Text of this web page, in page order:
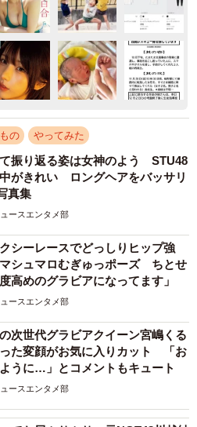
の やってみた
振り返る姿は女神のよう STU48
がきれい ロングヘアをバッサリ
真集
ースエンタメ部
シーレースでどっしりヒップ強
シュマロむぎゅっポーズ ちとせ
高めのグラビアになってます」
ースエンタメ部
次世代グラビアクイーン宮嶋くる
た変顔がお気に入りカット 「お
うに…」とコメントもキュート
ースエンタメ部